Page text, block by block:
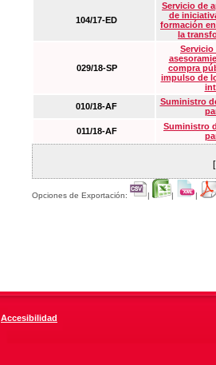
104/17-ED
Servicio de
de
formación
la
029/18-SP
Servicio
compra
impulso de
010/18-AF
Suministro
011/18-AF
Suministro
Opciones de Exportación: | | |
Accesibilidad